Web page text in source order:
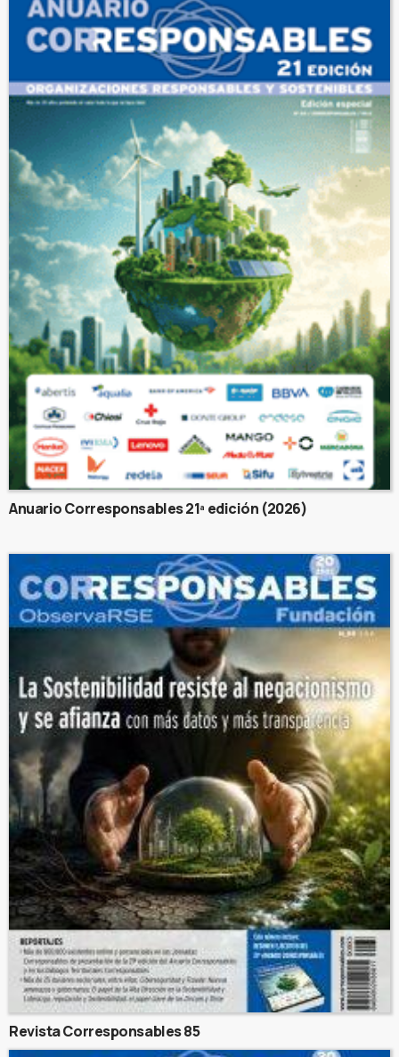
Anuario Corresponsables 21ª edición (2026)
Revista Corresponsables 85